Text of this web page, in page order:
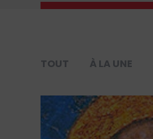
TOUT À LA UNE